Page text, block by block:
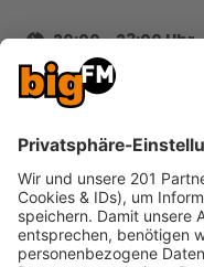
20:00-23:00Uhr
42,85
10997, Berlin
U-Bhf
TICKETS